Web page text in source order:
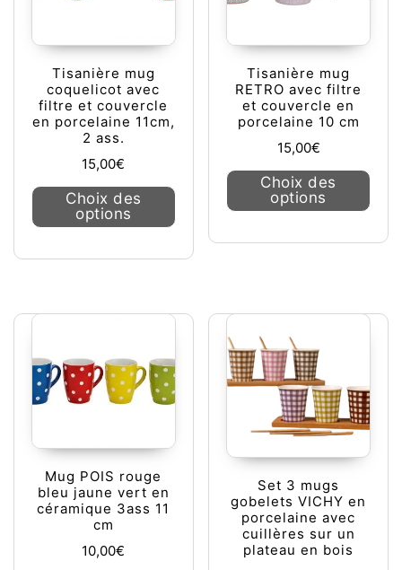
Tisanière mug
coquelicot avec
filtre et couvercle
en porcelaine 11cm,
2 ass.
15,00€
Choix des
options
Ce produit a plusieurs variations.
Tisanière mug
RETRO avec filtre
et couvercle en
porcelaine 10 cm
15,00€
Choix des
options
Mug POIS rouge
bleu jaune vert en
céramique 3ass 11
cm
10,00€
Set 3 mugs
gobelets VICHY en
porcelaine avec
cuillères sur un
plateau en bois